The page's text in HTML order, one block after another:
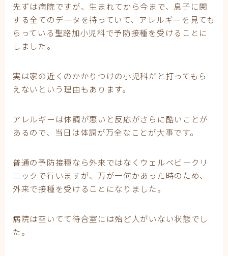
先ずは病院ですが、生まれてから今まで、息子に関
する全てのデータを持っていて、アレルギーを見ても
らっている聖路加小児科で予防接種を受けることに
しました。
実は家の近くのかかりつけの小児科だと打ってもら
えないという理由もあります。
アレルギーは体調が悪いと反応がさらに酷いことが
あるので、当日は体調が万全なことが大事です。
普通の予防接種なら外来ではなくウェルベビークリ
ニックで行いますが、万が一何かあった時のため、
外来で接種を受けることになりました。
病院は空いてて待合室には殆ど人がいない状態でし
た。